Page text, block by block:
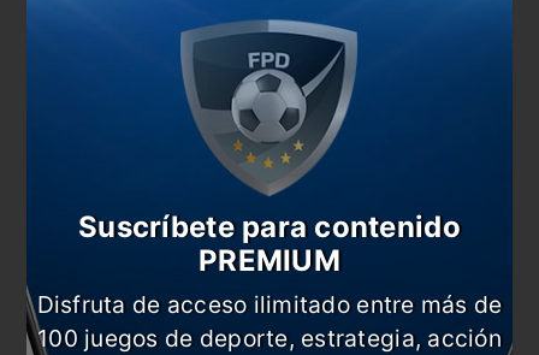
Los papelones de Boca y River en el Ciudad de La
La jugada de la polémica: ¿falta de Tévez?
Gallardo, el rey de los mano a mano contra Boca
Russo?
#Agustín Almendra
Suscríbete para contenido
PREMIUM
Disfruta de acceso ilimitado entre más de
100 juegos de deporte, estrategia, acción